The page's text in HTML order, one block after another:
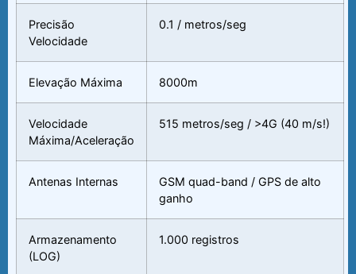
Precisão
Velocidade
0.1 / metros/seg
Elevação Máxima 8000m
Velocidade
Máxima/Aceleração
515 metros/seg / >4G (40 m/s!)
Antenas Internas
GSM quad-band / GPS de alto
ganho
Armazenamento
(LOG)
1.000 registros